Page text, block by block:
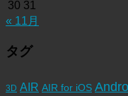
30 31
« 11月
タグ
3D AIR AIR for iOS